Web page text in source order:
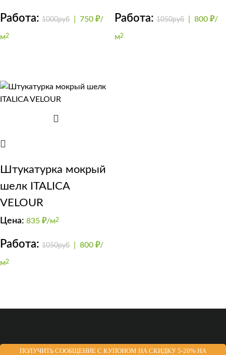
Работа: 1000руб 750 ₽/
м2
Работа: 1050руб 800 ₽/
м2
Штукатурка мокрый
шелк ITALICA
VELOUR
Цена: 835 ₽/м2
Работа: 1050руб 800 ₽/
м2
ПОЛУЧИТЬ СООБЩЕНИЕ С КУПОНОМ НА СКИДКУ 5-20% НА